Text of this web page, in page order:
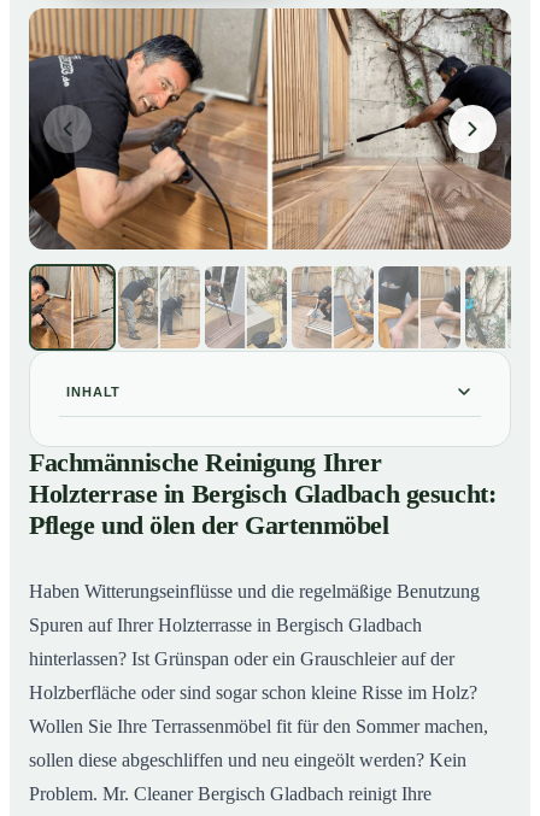
INHALT
01 Fachmännische Reinigung Ihrer Holzterrase in
Bergisch Gladbach gesucht: Pflege und ölen der
Gartenmöbel
02So reinigen unsere Profis Holzterrassen in Bergisch
Fachmännische Reinigung Ihrer
Holzterrase in Bergisch Gladbach gesucht:
Pflege und ölen der Gartenmöbel
Haben Witterungseinflüsse und die regelmäßige Benutzung
Spuren auf Ihrer Holzterrasse in Bergisch Gladbach
hinterlassen? Ist Grünspan oder ein Grauschleier auf der
Holzberfläche oder sind sogar schon kleine Risse im Holz?
Wollen Sie Ihre Terrassenmöbel fit für den Sommer machen,
sollen diese abgeschliffen und neu eingeölt werden? Kein
Problem. Mr. Cleaner Bergisch Gladbach reinigt Ihre